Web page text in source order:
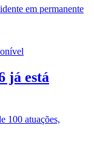
em permanente
já está
100 atuações,